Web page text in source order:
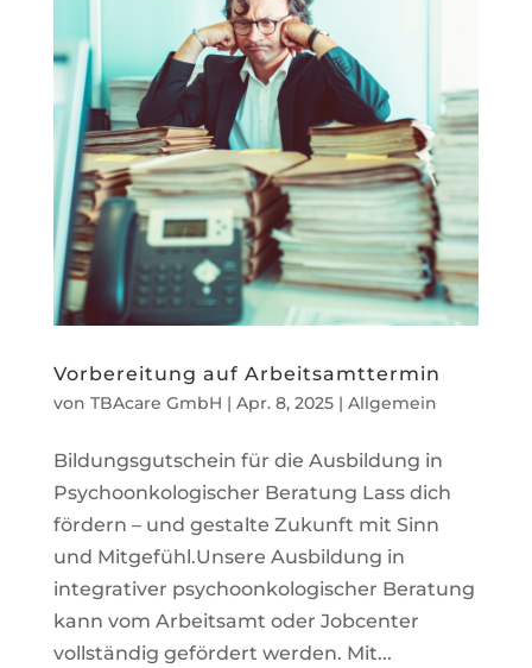
Vorbereitung auf Arbeitsamttermin
von TBAcare GmbH | Apr. 8, 2025| Allgemein
Bildungsgutschein für die Ausbildung in
Psychoonkologischer Beratung Lass dich
fördern – und gestalte Zukunft mit Sinn
und Mitgefühl.Unsere Ausbildung in
integrativer psychoonkologischer Beratung
kann vom Arbeitsamt oder Jobcenter
vollständig gefördert werden. Mit...